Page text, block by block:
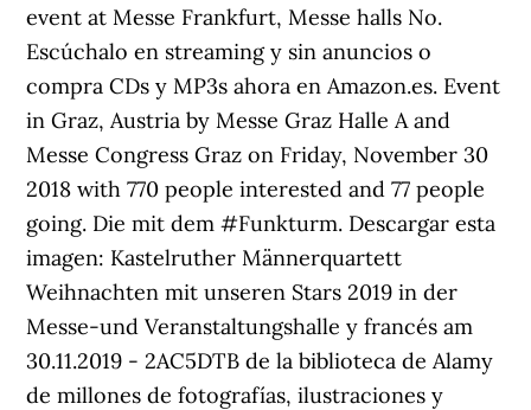
event at Messe Frankfurt, Messe halls No.
Escúchalo en streaming y sin anuncios o
compra CDs y MP3s ahora en Amazon.es. Event
in Graz, Austria by Messe Graz Halle A and
Messe Congress Graz on Friday, November 30
2018 with 770 people interested and 77 people
going. Die mit dem #Funkturm. Descargar esta
imagen: Kastelruther Männerquartett
Weihnachten mit unseren Stars 2019 in der
Messe-und Veranstaltungshalle y francés am
30.11.2019 - 2AC5DTB de la biblioteca de Alamy
de millones de fotografías, ilustraciones y